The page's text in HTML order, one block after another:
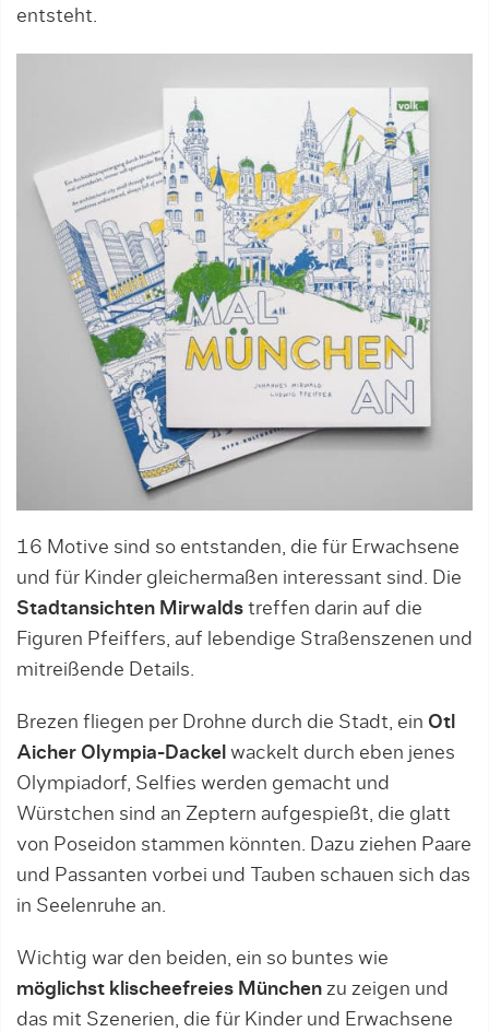
entsteht.
16 Motive sind so entstanden, die für Erwachsene
und für Kinder gleichermaßen interessant sind. Die
Stadtansichten Mirwalds treffen darin auf die
Figuren Pfeiffers, auf lebendige Straßenszenen und
mitreißende Details.
Brezen fliegen per Drohne durch die Stadt, ein Otl
Aicher Olympia-Dackel wackelt durch eben jenes
Olympiadorf, Selfies werden gemacht und
Würstchen sind an Zeptern aufgespießt, die glatt
von Poseidon stammen könnten. Dazu ziehen Paare
und Passanten vorbei und Tauben schauen sich das
in Seelenruhe an.
Wichtig war den beiden, ein so buntes wie
möglichst klischeefreies München zu zeigen und
das mit Szenerien, die für Kinder und Erwachsene